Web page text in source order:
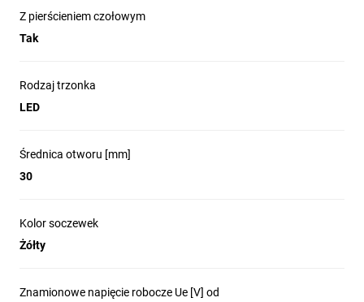
Z pierścieniem czołowym
Tak
Rodzaj trzonka
LED
Średnica otworu [mm]
30
Kolor soczewek
Żółty
Znamionowe napięcie robocze Ue [V] od